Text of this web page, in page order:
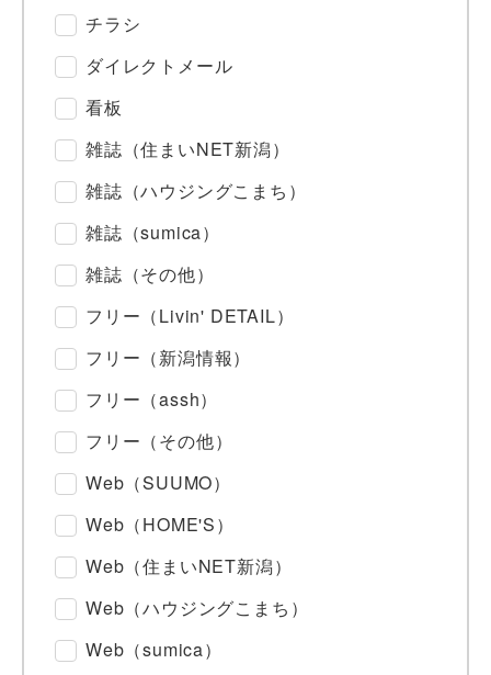
チラシ
ダイレクトメール
看板
雑誌（住まいNET新潟）
雑誌（ハウジングこまち）
雑誌（sumica）
雑誌（その他）
フリー（Livin' DETAIL）
フリー（新潟情報）
フリー（assh）
フリー（その他）
Web（SUUMO）
Web（HOME'S）
Web（住まいNET新潟）
Web（ハウジングこまち）
Web（sumica）